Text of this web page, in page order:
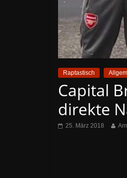
Raptastisch
Capital
direkte
25. März 2018